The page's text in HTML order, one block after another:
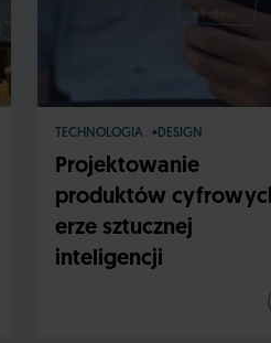
TECHNOLOGIA DESIGN
Projektowanie
produktów
erze sztucznej
inteligencji